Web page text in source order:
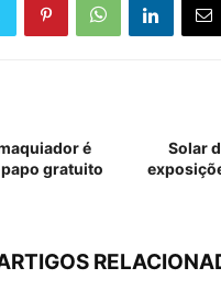
é
gratuito
Solar